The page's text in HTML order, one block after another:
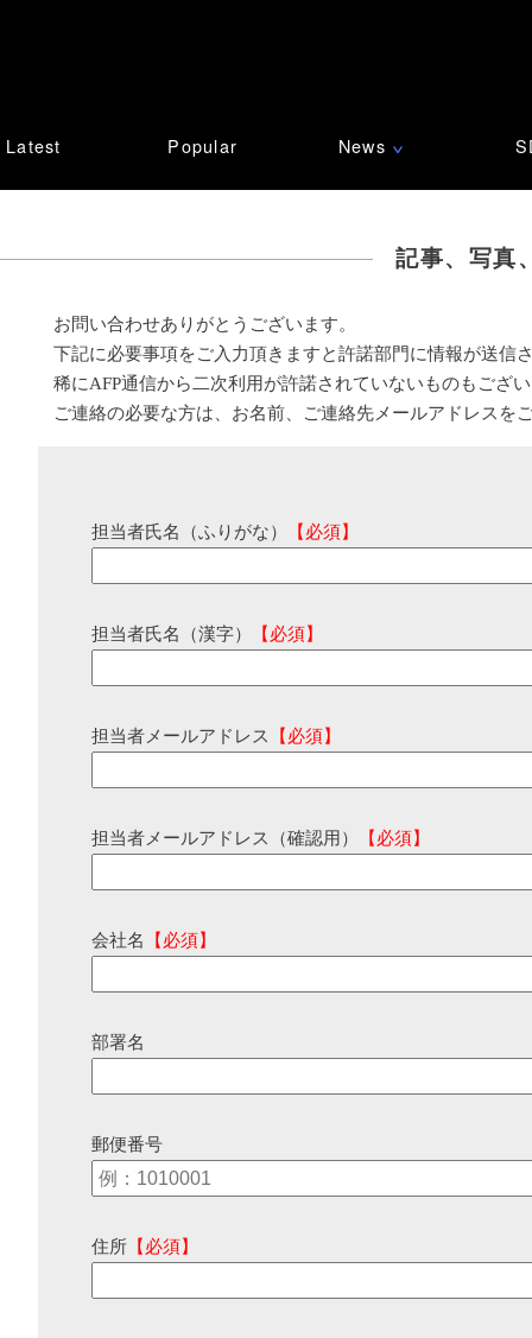
Latest Popular News ∨
記事、写真
お問い合わせありがとうございます。
下記に必要事項をご入力頂きますと許諾部門に情報が送信
稀にAFP通信から二次利用が許諾されていないものもござ
ご連絡の必要な方は、お名前、ご連絡先メールアドレスを
担当者氏名（ふりがな） 【必須】
担当者氏名（漢字） 【必須】
担当者メールアドレス 【必須】
担当者メールアドレス（確認用） 【必須】
会社名 【必須】
部署名
郵便番号
住所 【必須】